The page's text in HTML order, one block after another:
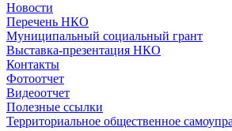
Новости
Перечень НКО
Муниципальный социальный грант
Выставка-презентация НКО
Контакты
Фотоотчет
Видеоотчет
Полезные ссылки
Территориальное общественное